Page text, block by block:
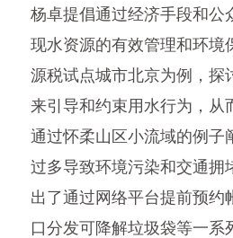
杨卓提倡通过经济手段和公
现水资源的有效管理和环境
源税试点城市北京为例，探
来引导和约束用水行为，从
通过怀柔山区小流域的例子
过多导致环境污染和交通拥
出了通过网络平台提前预约
口分发可降解垃圾袋等一系